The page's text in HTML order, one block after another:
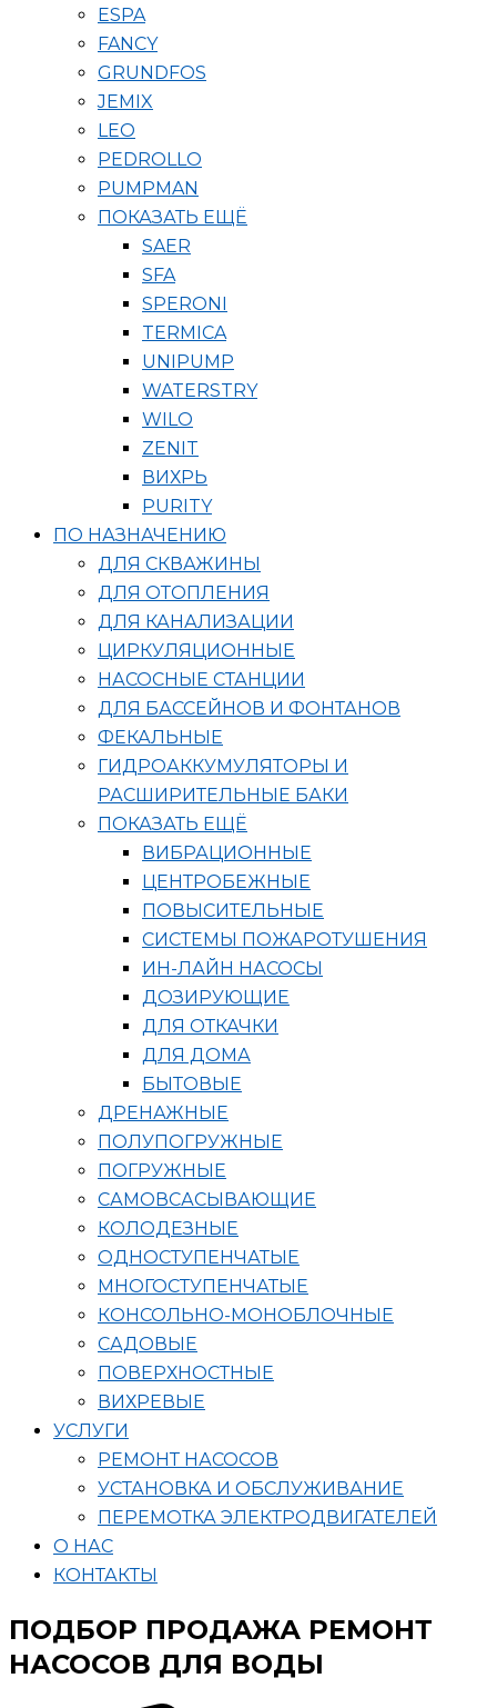
ESPA
FANCY
GRUNDFOS
JEMIX
LEO
PEDROLLO
PUMPMAN
ПОКАЗАТЬ ЕЩЁ
SAER
SFA
SPERONI
TERMICA
UNIPUMP
WATERSTRY
WILO
ZENIT
ВИХРЬ
PURITY
ПО НАЗНАЧЕНИЮ
ДЛЯ СКВАЖИНЫ
ДЛЯ ОТОПЛЕНИЯ
ДЛЯ КАНАЛИЗАЦИИ
ЦИРКУЛЯЦИОННЫЕ
НАСОСНЫЕ СТАНЦИИ
ДЛЯ БАССЕЙНОВ И ФОНТАНОВ
ФЕКАЛЬНЫЕ
ГИДРОАККУМУЛЯТОРЫ И
РАСШИРИТЕЛЬНЫЕ БАКИ
ПОКАЗАТЬ ЕЩЁ
ВИБРАЦИОННЫЕ
ЦЕНТРОБЕЖНЫЕ
ПОВЫСИТЕЛЬНЫЕ
СИСТЕМЫ ПОЖАРОТУШЕНИЯ
ИН-ЛАЙН НАСОСЫ
ДОЗИРУЮЩИЕ
ДЛЯ ОТКАЧКИ
ДЛЯ ДОМА
БЫТОВЫЕ
ДРЕНАЖНЫЕ
ПОЛУПОГРУЖНЫЕ
ПОГРУЖНЫЕ
САМОВСАСЫВАЮЩИЕ
КОЛОДЕЗНЫЕ
ОДНОСТУПЕНЧАТЫЕ
МНОГОСТУПЕНЧАТЫЕ
КОНСОЛЬНО-МОНОБЛОЧНЫЕ
САДОВЫЕ
ПОВЕРХНОСТНЫЕ
ВИХРЕВЫЕ
УСЛУГИ
РЕМОНТ НАСОСОВ
УСТАНОВКА И ОБСЛУЖИВАНИЕ
ПЕРЕМОТКА ЭЛЕКТРОДВИГАТЕЛЕЙ
О НАС
КОНТАКТЫ
ПОДБОР ПРОДАЖА РЕМОНТ
НАСОСОВ ДЛЯ ВОДЫ